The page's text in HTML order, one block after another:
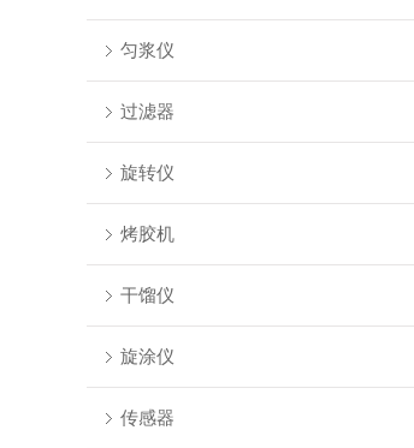
匀浆仪
过滤器
旋转仪
烤胶机
干馏仪
旋涂仪
传感器